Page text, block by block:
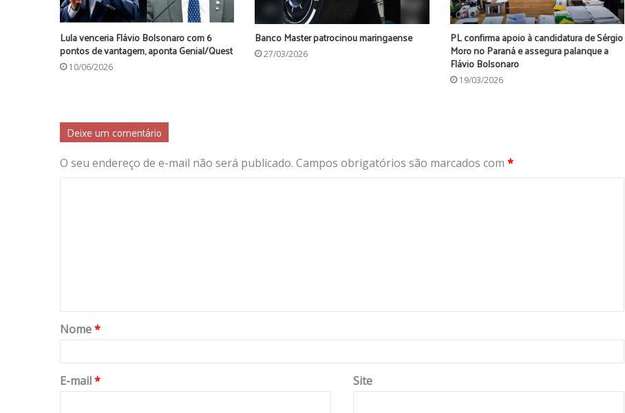
Lula venceria Flávio Bolsonaro com 6
pontos de vantagem, aponta Genial/Quest
10/06/2026
Banco Master patrocinou maringaense
27/03/2026
PL confirma apoio à candidatura de Sérgio
Moro no Paraná e assegura palanque a
Flávio Bolsonaro
19/03/2026
Deixe um comentário
O seu endereço de e-mail não será publicado. Campos obrigatórios são marcados com *
Nome*
E-mail* Site